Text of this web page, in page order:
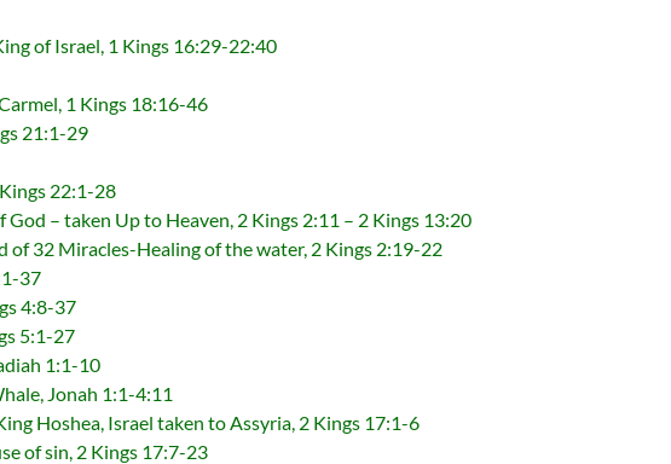
of Israel, 1 Kings 16:29-22:40
1 Kings 18:16-46
21:1-29
22:1-28
– taken Up to Heaven, 2 Kings 2:11 – 2 Kings 13:20
of 32 Miracles-Healing of the water, 2 Kings 2:19-22
37
4:8-37
5:1-27
1:1-10
Jonah 1:1-4:11
Hoshea, Israel taken to Assyria, 2 Kings 17:1-6
of sin, 2 Kings 17:7-23